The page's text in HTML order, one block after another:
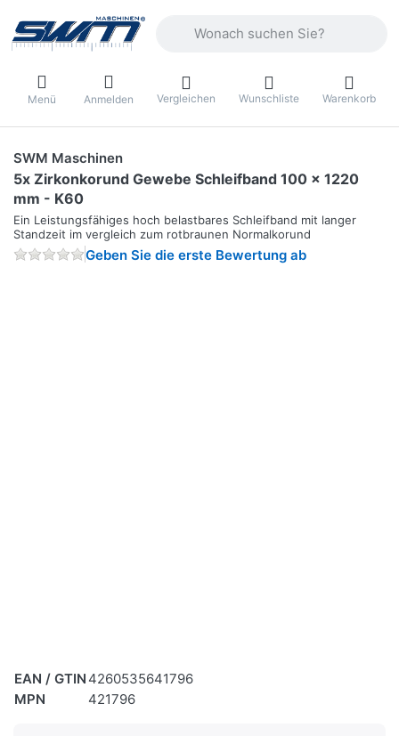
Menü Anmelden Vergleichen Wunschliste Warenkorb
SWM Maschinen
5x Zirkonkorund Gewebe Schleifband 100 x 1220
mm - K60
Ein Leistungsfähiges hoch belastbares Schleifband mit langer
Standzeit im vergleich zum rotbraunen Normalkorund
Geben Sie die erste Bewertung ab
EAN / GTIN 4260535641796
MPN
421796